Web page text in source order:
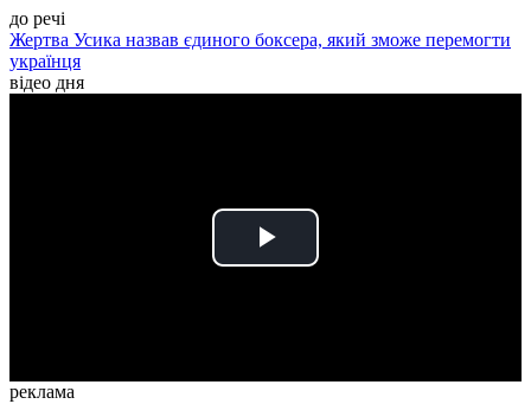
до речі
Жертва Усика назвав єдиного боксера, який зможе перемогти
українця
відео дня
Play
реклама